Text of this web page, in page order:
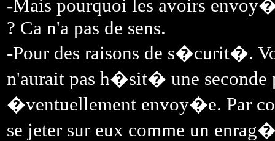
-Mais pourquoi les avoirs
? Ca n'a pas de sens.
-Pour des raisons de s�curit�.
n'aurait pas h�sit� une seconde
�ventuellement envoy�e. Par
se jeter sur eux comme un